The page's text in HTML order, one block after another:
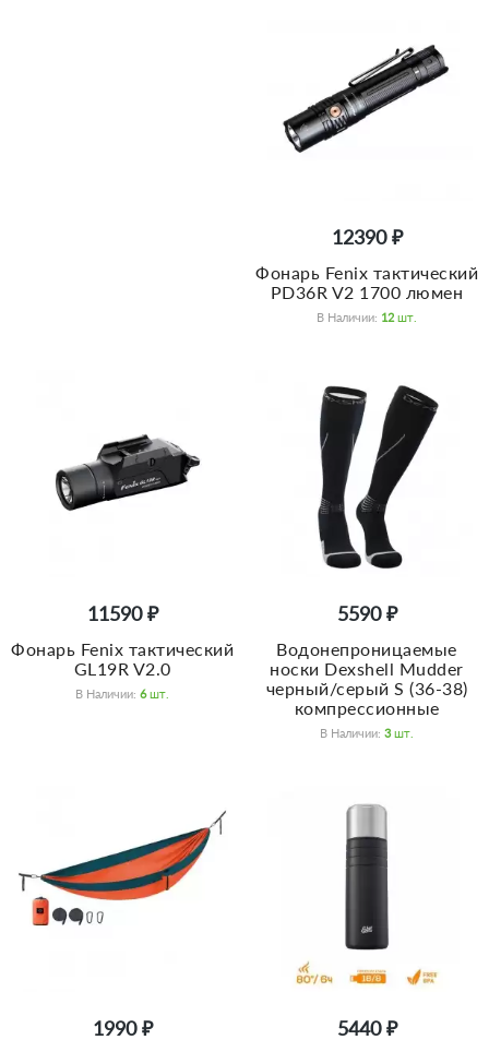
12390 ₽
Фонарь Fenix тактический
PD36R V2 1700 люмен
В Наличии: 12 Шт.
11590 ₽
Фонарь Fenix тактический
GL19R V2.0
В Наличии: 6 Шт.
5590 ₽
Водонепроницаемые
носки Dexshell Mudder
черный/серый S (36-38)
компрессионные
В Наличии: 3 Шт.
1990 ₽ 5440 ₽